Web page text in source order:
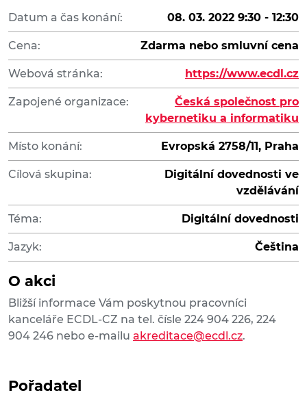
Datum a čas konání: 08. 03. 2022 9:30 - 12:30
Cena: Zdarma nebo smluvní cena
Webová stránka: https://www.ecdl.cz
Zapojené organizace:
Česká společnost pro
kybernetiku a informatiku
Místo konání: Evropská 2758/11, Praha
Cílová skupina:
Digitální dovednosti ve
vzdělávání
Téma: Digitální dovednosti
Jazyk: Čeština
O akci
Bližší informace Vám poskytnou pracovníci
kanceláře ECDL-CZ na tel. čísle 224 904 226, 224
904 246 nebo e-mailu akreditace@ecdl.cz.
Pořadatel